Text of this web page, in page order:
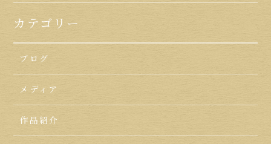
カテゴリー
ブログ
メディア
作品紹介